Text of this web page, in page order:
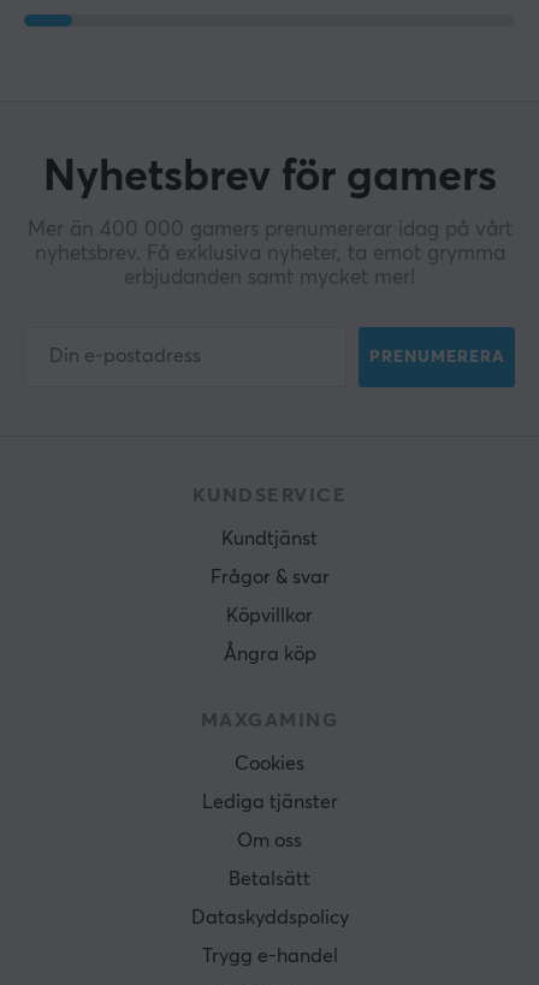
Nyhetsbrev för gamers
Mer än 400 000 gamers prenumererar idag på vårt
nyhetsbrev. Få exklusiva nyheter, ta emot grymma
erbjudanden samt mycket mer!
PRENUMERERA
KUNDSERVICE
Kundtjänst
Frågor & svar
Köpvillkor
Ångra köp
MAXGAMING
Cookies
Lediga tjänster
Om oss
Betalsätt
Dataskyddspolicy
Trygg e-handel